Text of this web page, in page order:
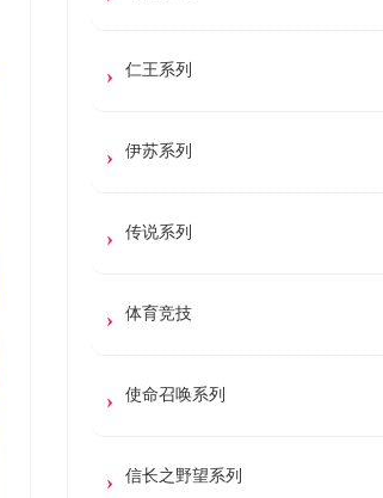
仁王系列
伊苏系列
传说系列
体育竞技
使命召唤系列
信长之野望系列